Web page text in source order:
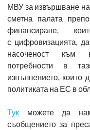
МВУ за извършване
сметна палата
финансиране,
с цифровизацията,
насоченост към
потребности в
изпълнението, които
политиката на ЕС в
Тук можете да
съобщението за